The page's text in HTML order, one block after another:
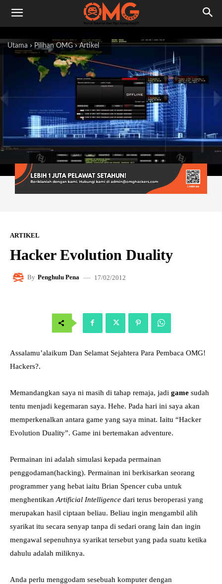
Utama Pilihan OMG Artikel
ARTIKEL
Hacker Evolution Duality
By Penghulu Pena 17/02/2012
Assalamu’alaikum Dan Selamat Sejahtera Para Pembaca OMG!
Hackers?.
Memandangkan saya ni masih di tahap remaja, jadi game sudah
tentu menjadi kegemaran saya. Hehe. Pada hari ini saya akan
memperkenalkan antara game yang saya minat. Iaitu “Hacker
Evolution Duality”. Game ini bertemakan adventure.
Permainan ini adalah simulasi kepada permainan
penggodaman(hacking). Permainan ini berkisarkan seorang
programmer yang hebat iaitu Brian Spencer cuba untuk
menghentikan Artificial Intelligence dari terus beroperasi yang
merupakan hasil ciptaan beliau. Beliau ingin mengambil alih
syarikat itu secara senyap tanpa di sedari orang lain dan ingin
mengawal sepenuhnya syarikat tersebut yang pada suatu ketika
dahulu adalah miliknya.
Anda perlu menggodam sesebuah komputer dengan